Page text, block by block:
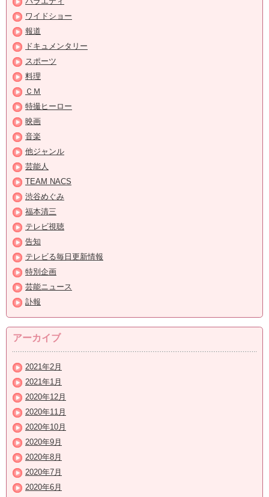
ワイドショー
報道
ドキュメンタリー
スポーツ
料理
ＣＭ
特撮ヒーロー
映画
音楽
他ジャンル
芸能人
TEAM NACS
渋谷めぐみ
福本清三
テレビ視聴
告知
テレビる毎日更新情報
特別企画
芸能ニュース
訃報
アーカイブ
2021年2月
2021年1月
2020年12月
2020年11月
2020年10月
2020年9月
2020年8月
2020年7月
2020年6月